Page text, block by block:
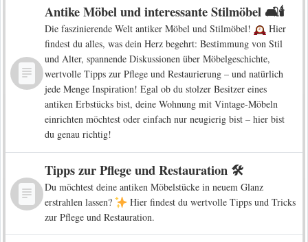
Antike Möbel und interessante Stilmöbel 🛋️🕯️
Die faszinierende Welt antiker Möbel und Stilmöbel!
Hier
findest du alles, was dein Herz begehrt: Bestimmung von Stil
und Alter, spannende Diskussionen über Möbelgeschichte,
wertvolle Tipps zur Pflege und Restaurierung – und natürlich
jede Menge Inspiration! Egal ob du stolzer Besitzer eines
antiken Erbstücks bist, deine Wohnung mit Vintage-Möbeln
einrichten möchtest oder einfach nur neugierig bist – hier bist
du genau richtig!
Tipps zur Pflege und Restauration 🛠️
Du möchtest deine antiken Möbelstücke in neuem Glanz
erstrahlen lassen?
Hier findest du wertvolle Tipps und Tricks
zur Pflege und Restauration.